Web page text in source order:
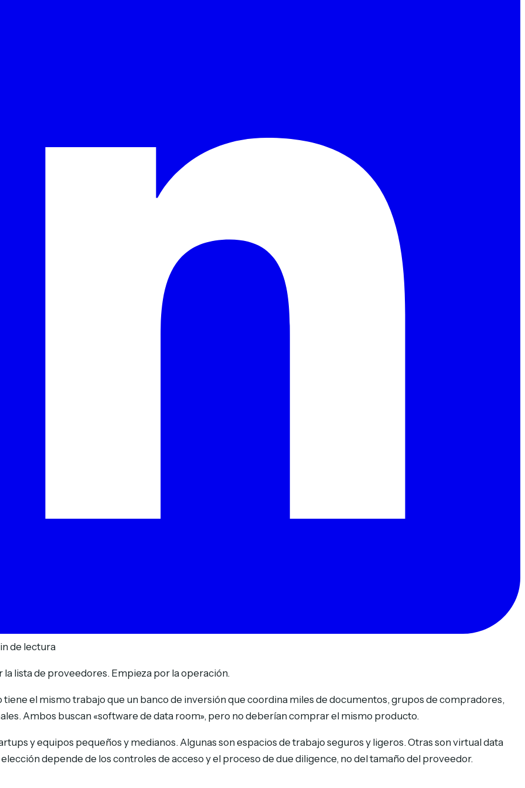
de lectura
lista de proveedores. Empieza por la operación.
el mismo trabajo que un banco de inversión que coordina miles de documentos, grupos de compradores,
Ambos buscan «software de data room», pero no deberían comprar el mismo producto.
y equipos pequeños y medianos. Algunas son espacios de trabajo seguros y ligeros. Otras son virtual data
depende de los controles de acceso y el proceso de due diligence, no del tamaño del proveedor.